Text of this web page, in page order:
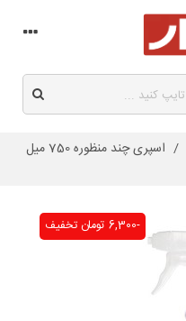
/
اسپری چند منظوره 750 میل
تخفیف -6,300 تومان